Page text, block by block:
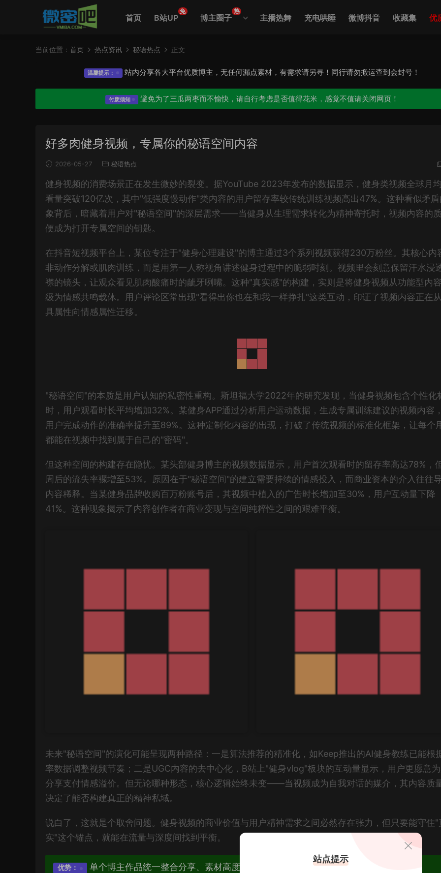
首页 B站UP
免
博主圈子
热
主播热舞 充电哄睡 微博抖音 收藏集 优
当前位置： 首页 热点资讯 秘语热点 正文
温馨提示： 站内分享各大平台优质博主，无任何漏点素材，有需求请另寻！同行请勿搬运查到会封号！
付废须知 避免为了三瓜两枣而不愉快，请自行考虑是否值得花米，感觉不值请关闭网页！
好多肉健身视频，专属你的秘语空间内容
2026-05-27 秘语热点
健身视频的消费场景正在发生微妙的裂变。据YouTube 2023年发布的数据显示，健身类视频全球月
看量突破120亿次，其中"低强度慢动作"类内容的用户留存率较传统训练视频高出47%。这种看似矛
象背后，暗藏着用户对"秘语空间"的深层需求——当健身从生理需求转化为精神寄托时，视频内容的
便成为打开专属空间的钥匙。
在抖音短视频平台上，某位专注于"健身心理建设"的博主通过3个系列视频获得230万粉丝。其核心内
非动作分解或肌肉训练，而是用第一人称视角讲述健身过程中的脆弱时刻。视频里会刻意保留汗水浸
襟的镜头，让观众看见肌肉酸痛时的龇牙咧嘴。这种"真实感"的构建，实则是将健身视频从功能型内
级为情感共鸣载体。用户评论区常出现"看得出你也在和我一样挣扎"这类互动，印证了视频内容正在
具属性向情感属性迁移。
"秘语空间"的本质是用户认知的私密性重构。斯坦福大学2022年的研究发现，当健身视频包含个性化
时，用户观看时长平均增加32%。某健身APP通过分析用户运动数据，生成专属训练建议的视频内容
用户完成动作的准确率提升至89%。这种定制化内容的出现，打破了传统视频的标准化框架，让每个
都能在视频中找到属于自己的"密码"。
但这种空间的构建存在隐忧。某头部健身博主的视频数据显示，用户首次观看时的留存率高达78%，
周后的流失率骤增至53%。原因在于"秘语空间"的建立需要持续的情感投入，而商业资本的介入往往
内容稀释。当某健身品牌收购百万粉账号后，其视频中植入的广告时长增加至30%，用户互动量下降
41%。这种现象揭示了内容创作者在商业变现与空间纯粹性之间的艰难平衡。
未来"秘语空间"的演化可能呈现两种路径：一是算法推荐的精准化，如Keep推出的AI健身教练已能根
率数据调整视频节奏；二是UGC内容的去中心化，B站上"健身vlog"板块的互动量显示，用户更愿意
分享支付情感溢价。但无论哪种形态，核心逻辑始终未变——当视频成为自我对话的媒介，其内容质
决定了能否构建真正的精神私域。
说白了，这就是个取舍问题。健身视频的商业价值与用户精神需求之间必然存在张力，但只要能守住"
实"这个锚点，就能在流量与深度间找到平衡。
优势： 单个博主作品统一整合分享、素材高度去重复、逐一归档方便收藏！
站点提示